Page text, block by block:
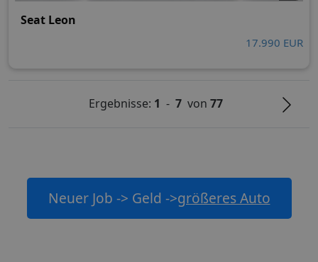
Seat Leon
17.990 EUR
Ergebnisse: 1 -7 von77
Neuer Job -> Geld ->größeres Auto